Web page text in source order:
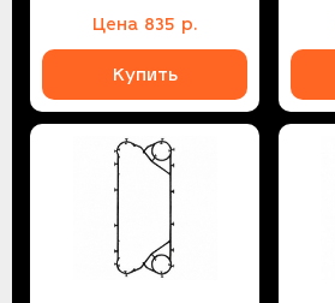
Цена 835 р.
Купить